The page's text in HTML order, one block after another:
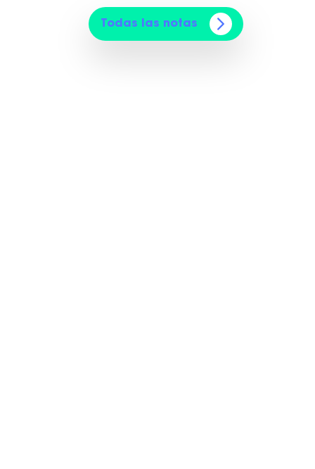
Todas las notas